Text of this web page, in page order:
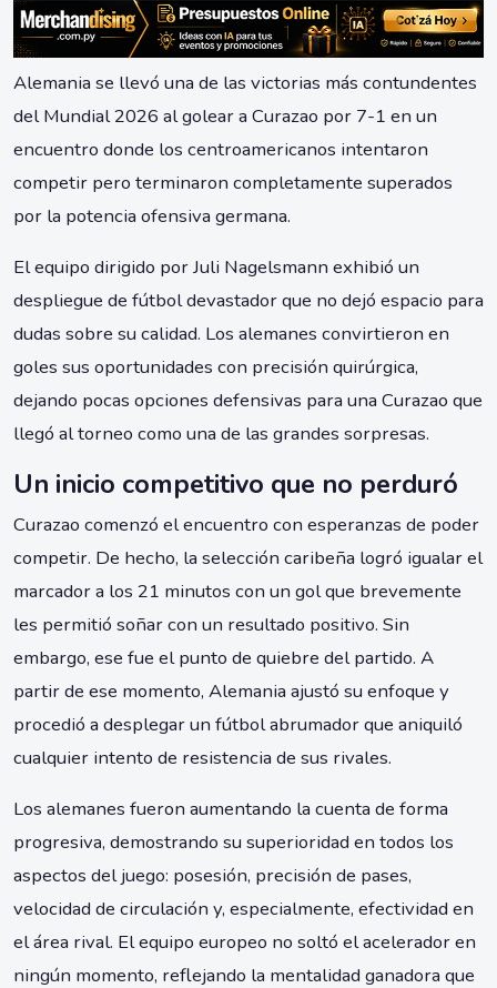
Alemania se llevó una de las victorias más contundentes
del Mundial 2026 al golear a Curazao por 7-1 en un
encuentro donde los centroamericanos intentaron
competir pero terminaron completamente superados
por la potencia ofensiva germana.
El equipo dirigido por Juli Nagelsmann exhibió un
despliegue de fútbol devastador que no dejó espacio para
dudas sobre su calidad. Los alemanes convirtieron en
goles sus oportunidades con precisión quirúrgica,
dejando pocas opciones defensivas para una Curazao que
llegó al torneo como una de las grandes sorpresas.
Un inicio competitivo que no perduró
Curazao comenzó el encuentro con esperanzas de poder
competir. De hecho, la selección caribeña logró igualar el
marcador a los 21 minutos con un gol que brevemente
les permitió soñar con un resultado positivo. Sin
embargo, ese fue el punto de quiebre del partido. A
partir de ese momento, Alemania ajustó su enfoque y
procedió a desplegar un fútbol abrumador que aniquiló
cualquier intento de resistencia de sus rivales.
Los alemanes fueron aumentando la cuenta de forma
progresiva, demostrando su superioridad en todos los
aspectos del juego: posesión, precisión de pases,
velocidad de circulación y, especialmente, efectividad en
el área rival. El equipo europeo no soltó el acelerador en
ningún momento, reflejando la mentalidad ganadora que